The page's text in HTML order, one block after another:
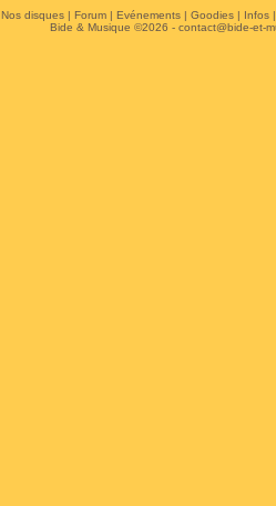
Nos disques| Forum| Evénements| Goodies| Infos
Bide & Musique ©2026 - contact@bide-et-